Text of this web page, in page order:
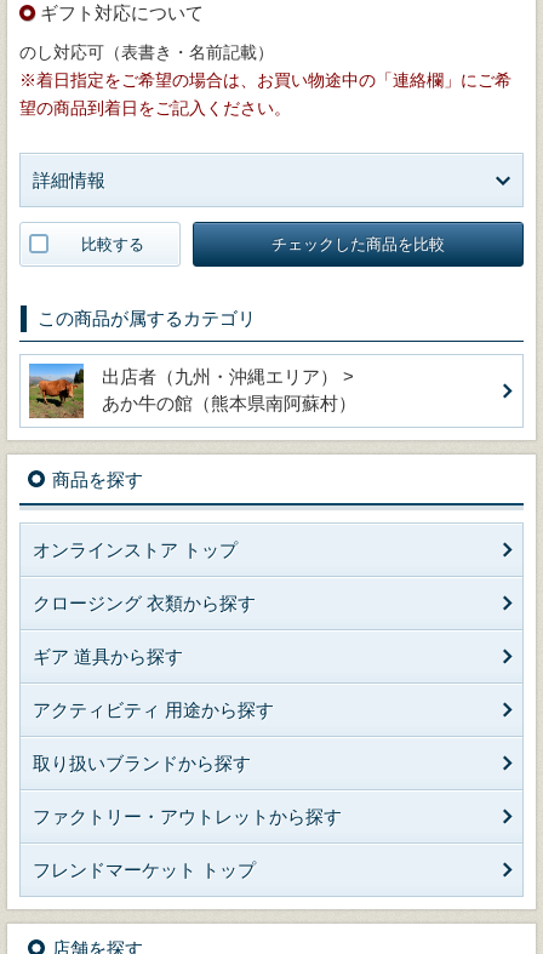
ギフト対応について
のし対応可（表書き・名前記載）
※着日指定をご希望の場合は、お買い物途中の「連絡欄」にご希
望の商品到着日をご記入ください。
詳細情報
比較する チェックした商品を比較
この商品が属するカテゴリ
出店者（九州・沖縄エリア） >
あか牛の館（熊本県南阿蘇村）
商品を探す
オンラインストア トップ
クロージング 衣類から探す
ギア 道具から探す
アクティビティ 用途から探す
取り扱いブランドから探す
ファクトリー・アウトレットから探す
フレンドマーケット トップ
店舗を探す